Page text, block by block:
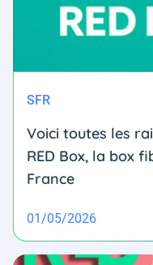
SFR
Voici toutes les
RED Box, la box
France
01/05/2026